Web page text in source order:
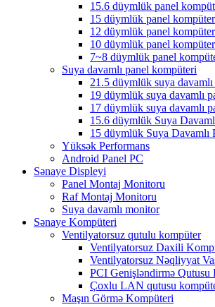
15.6 düymlük panel
15 düymlük panel kompüter
12 düymlük panel kompüter
10 düymlük panel kompüter
7~8 düymlük panel
Suya davamlı panel kompüteri
21.5 düymlük suya
19 düymlük suya davamlı
17 düymlük suya davamlı
15.6 düymlük Suya
15 düymlük Suya Davamlı
Yüksək Performans
Android Panel PC
Sənaye Displeyi
Panel Montaj Monitoru
Raf Montaj Monitoru
Suya davamlı monitor
Sənaye Kompüteri
Ventilyatorsuz qutulu kompüter
Ventilyatorsuz Daxili
Ventilyatorsuz Nəqliyyat
PCI Genişləndirmə Qutusu
Çoxlu LAN qutusu
Maşın Görmə Kompüteri